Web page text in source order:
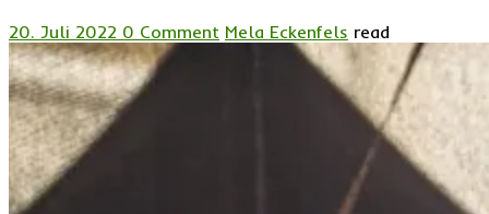
20. Juli 2022 0 Comment Mela Eckenfels read